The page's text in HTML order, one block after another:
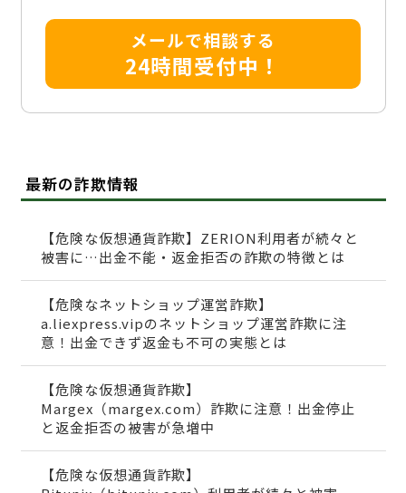
メールで相談する
24時間受付中！
最新の詐欺情報
【危険な仮想通貨詐欺】ZERION利用者が続々と
被害に…出金不能・返金拒否の詐欺の特徴とは
【危険なネットショップ運営詐欺】
a.liexpress.vipのネットショップ運営詐欺に注
意！出金できず返金も不可の実態とは
【危険な仮想通貨詐欺】
Margex（margex.com）詐欺に注意！出金停止
と返金拒否の被害が急増中
【危険な仮想通貨詐欺】